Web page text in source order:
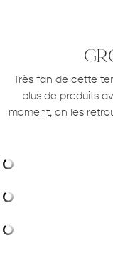
Très fan de cette
plus de produits
moment, on les